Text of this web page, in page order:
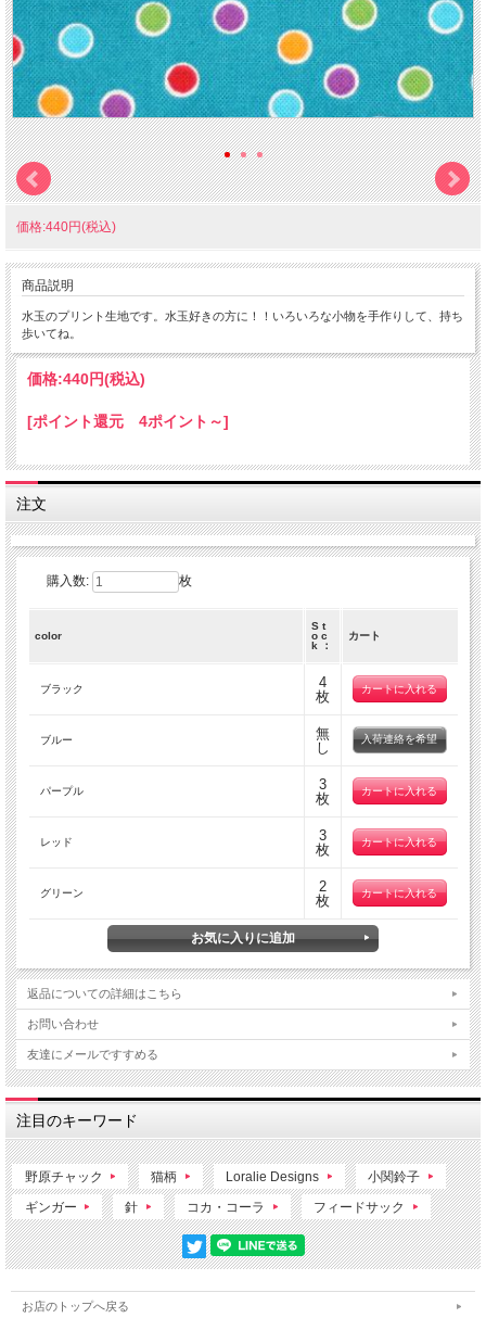
価格:440円(税込)
商品説明
水玉のプリント生地です。水玉好きの方に！！いろいろな小物を手作りして、持ち
歩いてね。
価格:440円(税込)
[ポイント還元 4ポイント～]
注文
購入数: 枚
color
S t
o c
k ：
カート
ブラック
4
枚
ブルー
無
し
入荷連絡を希望
パープル
3
枚
レッド
3
枚
グリーン
2
枚
返品についての詳細はこちら
お問い合わせ
友達にメールですすめる
注目のキーワード
野原チャック 猫柄 Loralie Designs 小関鈴子
ギンガー 針 コカ・コーラ フィードサック
お店のトップへ戻る